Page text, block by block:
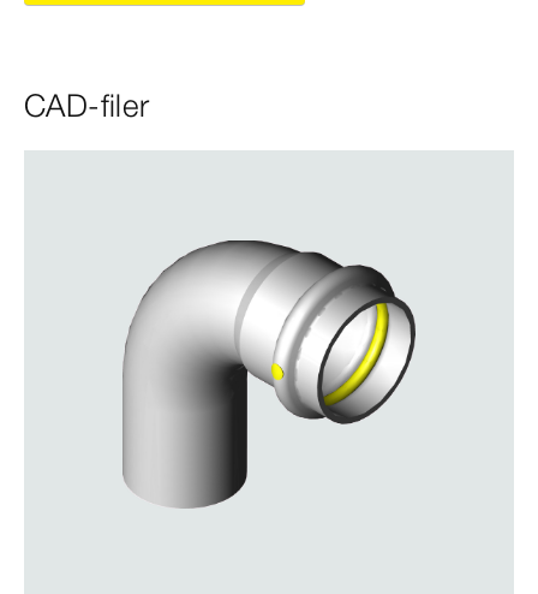
CAD-filer